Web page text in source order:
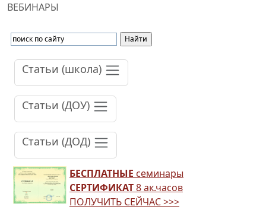
ВЕБИНАРЫ
Статьи (школа)
Статьи (ДОУ)
Статьи (ДОД)
БЕСПЛАТНЫЕ семинары
СЕРТИФИКАТ8 ак.часов
ПОЛУЧИТЬ СЕЙЧАС >>>